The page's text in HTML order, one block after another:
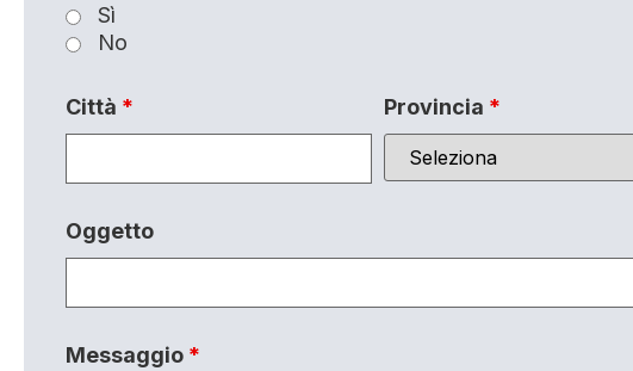
Sì
No
Città * Provincia *
Oggetto
Messaggio *